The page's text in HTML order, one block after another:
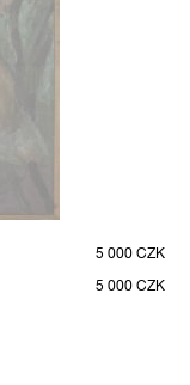
5 000 CZK
5 000 CZK